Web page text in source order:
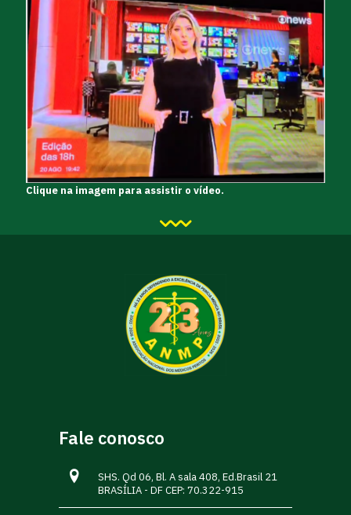
Clique na imagem para assistir o vídeo.
Fale conosco
SHS. Qd 06, Bl. A sala 408, Ed.Brasil 21
BRASÍLIA - DF CEP: 70.322-915